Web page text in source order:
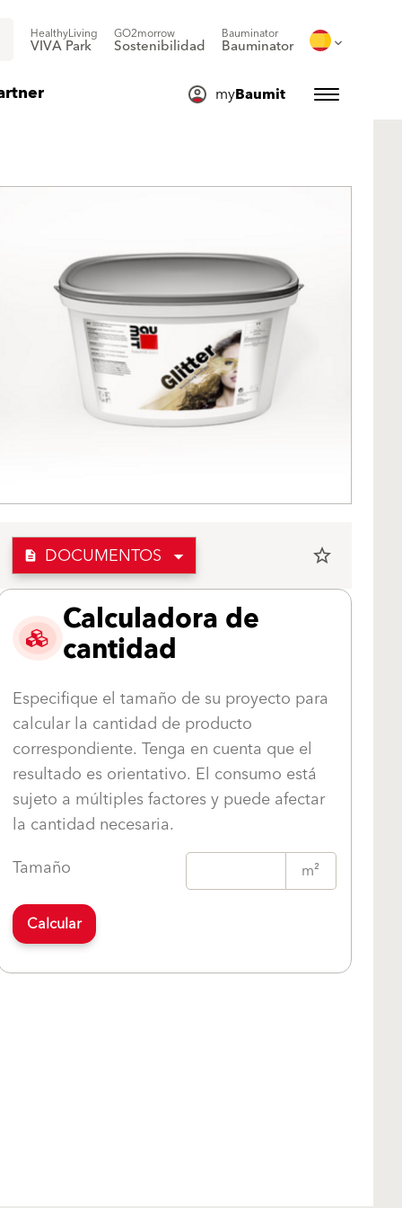
HealthyLiving
VIVA Park
GO2morrow
Sostenibilidad
Bauminator
Bauminator
myBaumit
description DOCUMENTOS star_border
Calculadora de
cantidad
Especifique el tamaño de su proyecto para
calcular la cantidad de producto
correspondiente. Tenga en cuenta que el
resultado es orientativo. El consumo está
sujeto a múltiples factores y puede afectar
la cantidad necesaria.
Tamaño
m²
Calcular